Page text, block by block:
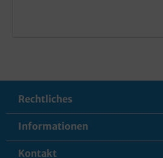
Rechtliches
Informationen
Kontakt